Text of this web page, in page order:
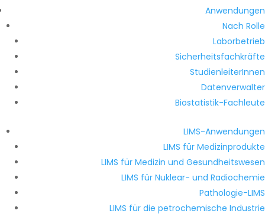
Anwendungen
Nach Rolle
Laborbetrieb
Sicherheitsfachkräfte
StudienleiterInnen
Datenverwalter
Biostatistik-Fachleute
LIMS-Anwendungen
LIMS für Medizinprodukte
LIMS für Medizin und Gesundheitswesen
LIMS für Nuklear- und Radiochemie
Pathologie-LIMS
LIMS für die petrochemische Industrie